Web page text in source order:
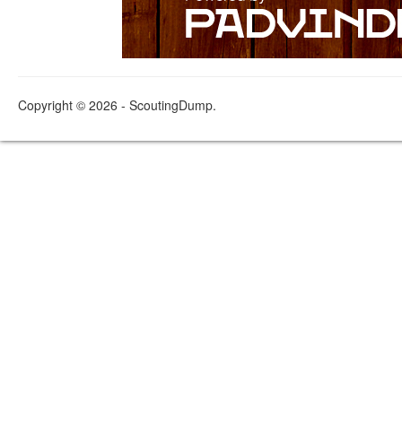
Copyright © 2026 - ScoutingDump.